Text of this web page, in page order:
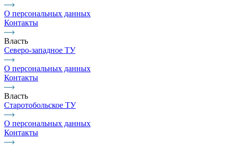
О персональных данных
Контакты
Власть
Северо-западное ТУ
О персональных данных
Контакты
Власть
Старотобольское ТУ
О персональных данных
Контакты